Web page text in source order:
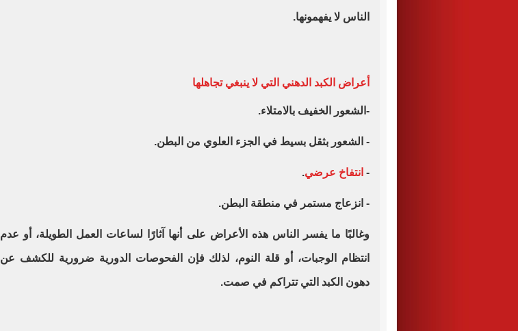
الناس لا يفهمونها.
أعراض الكبد الدهني التي لا ينبغي تجاهلها
-الشعور الخفيف بالامتلاء.
- الشعور بثقل بسيط في الجزء العلوي من البطن.
- انتفاخ عرضي.
- انزعاج مستمر في منطقة البطن.
وغالبًا ما يفسر الناس هذه الأعراض على أنها آثارًا لساعات العمل الطويلة، أو عدم
انتظام الوجبات، أو قلة النوم، لذلك فإن الفحوصات الدورية ضرورية للكشف عن
دهون الكبد التي تتراكم في صمت.